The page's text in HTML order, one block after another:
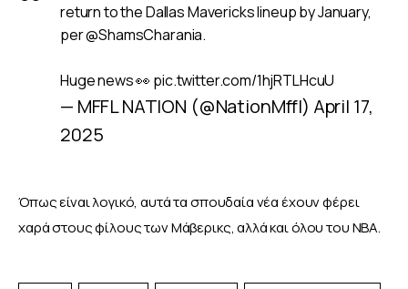
return to the Dallas Mavericks lineup by January,
per@ShamsCharania.
Huge news 👀 pic.twitter.com/1hjRTLHcuU
— MFFL NATION (@NationMffl) April 17,
2025
Όπως είναι λογικό, αυτά τα σπουδαία νέα έχουν φέρει
χαρά στους φίλους των Μάβερικς, αλλά και όλου του NBA.